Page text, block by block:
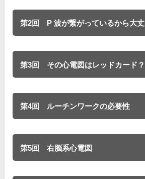
第2回 P 波が繋がっているから大丈
第3回 その心電図はレッドカード？
第4回 ルーチンワークの必要性
第5回 右脳系心電図